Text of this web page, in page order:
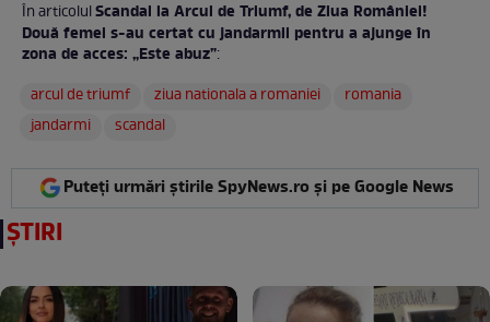
În articolulScandal la Arcul de Triumf, de Ziua României!
Două femei s-au certat cu jandarmii pentru a ajunge în
zona de acces: „Este abuz”:
arcul de triumf
ziua nationala a romaniei
romania
jandarmi
scandal
Puteți urmări știrile SpyNews.ro și pe Google News
ȘTIRI